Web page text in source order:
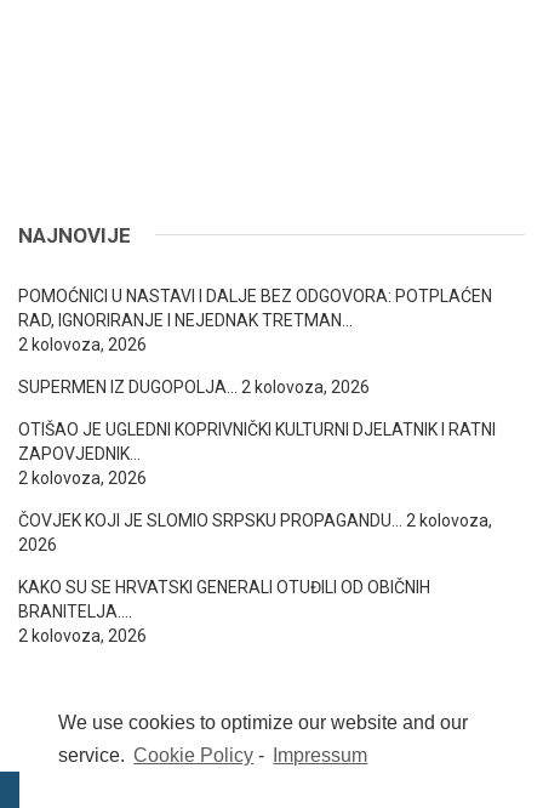
We use cookies to optimize our website and our
service. Cookie Policy - Impressum
NAJNOVIJE
POMOĆNICI U NASTAVI I DALJE BEZ ODGOVORA: POTPLAĆEN
RAD, IGNORIRANJE I NEJEDNAK TRETMAN…
2 kolovoza, 2026
SUPERMEN IZ DUGOPOLJA… 2 kolovoza, 2026
OTIŠAO JE UGLEDNI KOPRIVNIČKI KULTURNI DJELATNIK I RATNI
ZAPOVJEDNIK…
2 kolovoza, 2026
ČOVJEK KOJI JE SLOMIO SRPSKU PROPAGANDU…
2 kolovoza,
2026
KAKO SU SE HRVATSKI GENERALI OTUĐILI OD OBIČNIH
BRANITELJA….
2 kolovoza, 2026